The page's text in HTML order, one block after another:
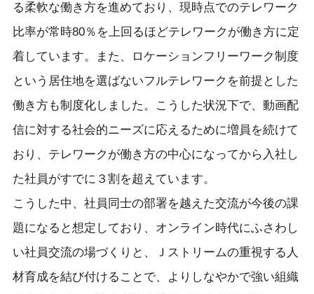
る柔軟な働き方を進めており、現時点でのテレワーク
比率が常時80％を上回るほどテレワークが働き方に定
着しています。また、ロケーションフリーワーク制度
という居住地を選ばないフルテレワークを前提とした
働き方も制度化しました。こうした状況下で、動画配
信に対する社会的ニーズに応えるために増員を続けて
おり、テレワークが働き方の中心になってから入社し
た社員がすでに３割を超えています。
こうした中、社員同士の部署を越えた交流が今後の課
題になると想定しており、オンライン時代にふさわし
い社員交流の場づくりと、Ｊストリームの重視する人
材育成を結び付けることで、よりしなやかで強い組織